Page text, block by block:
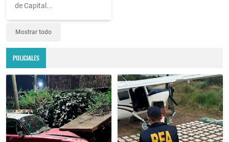
de Capital...
Mostrar todo
POLICIALES